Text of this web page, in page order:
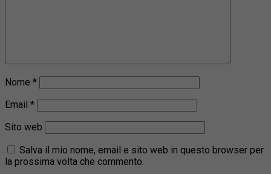
Nome *
Email *
Sito web
Salva il mio nome, email e sito web in questo browser per
la prossima volta che commento.